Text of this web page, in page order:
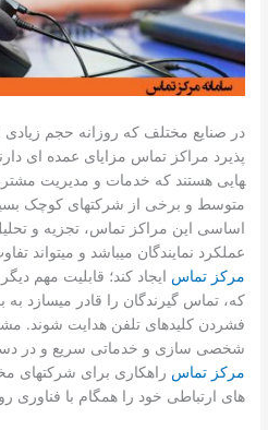
هایی هستند که خدمات و مدیریت
متوسط ​​و برخی از شرکت­های کوچک
اساسی این مراکز تماس، تجزیه و
عملکرد نمایندگان می­باشد و می­تواند
مرکز تماس ایجاد کند؛ قابلیت مهم
که، تماس­ گیرندگان را قادر می­سازد
فشردن کلید­های تلفن هدایت شوند.
شخصی سازی و خدماتی سریع و در
مرکز تماسراهکاری برای شرکت­های
های ارتباطی خود را همگام با فناوری